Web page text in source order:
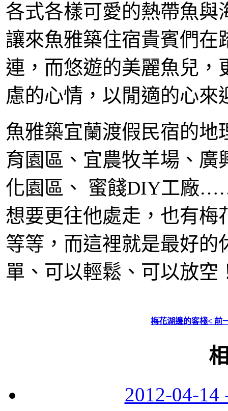
各式各樣可愛的熱帶魚與
讓來魚雅築住宿貴賓們在
連，而悠遊的美麗魚兒，
慮的心情，以閒適的心來
魚雅築宜蘭渡假民宿的地
育園區、宜農牧羊場、廣
化園區、 蜜餞DIY工廠
想要更往他處走，也有
等等，而這裡就是最好的
單、可以輕鬆、可以放空
梅花湖邊的客棧< 前
2012-04-